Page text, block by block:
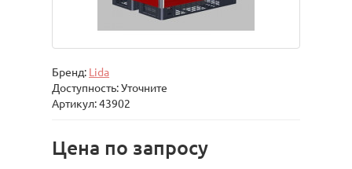
Бренд: Lida
Доступность: Уточните
Артикул: 43902
Цена по запросу